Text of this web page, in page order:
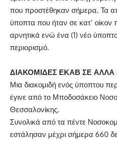
που προστέθηκαν σήμερα. Τα
ύποπτα που ήταν σε κατ’
αρνητικά ενώ ένα (1) νέο
περιορισμό.
ΔΙΑΚΟΜΙΔΕΣ ΕΚΑΒ ΣΕ
Μια διακομιδή ενός ύποπτου
έγινε από το Μποδοσάκειο
Θεσσαλονίκης.
Συνολικά από τα πέντε
εστάλησαν μέχρι σήμερα 660